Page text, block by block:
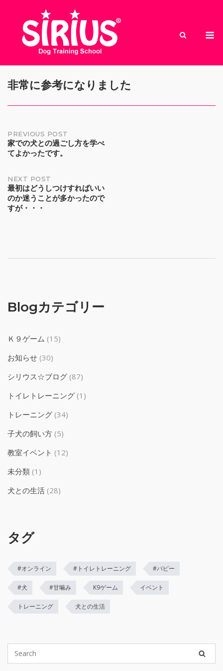
content
非常に参考になりました
Post
navigation
PREVIOUS POST
家での犬との過ごし方を学べ
てよかったです。
NEXT POST
最初はどうしつけすればいい
のか迷うことが多かったので
すが・・・
Blogカテゴリー
Ｋ９ゲーム (15)
お知らせ (30)
シリウス☆ブログ (87)
トイレトレーニング (1)
トレーニング (34)
子犬の飼い方 (5)
教室イベント (12)
未分類 (1)
犬との生活 (28)
タグ
#オンライン #トイレトレーニング #パピー
#犬 #甘噛み K9ゲーム イベント
トレーニング 犬との生活